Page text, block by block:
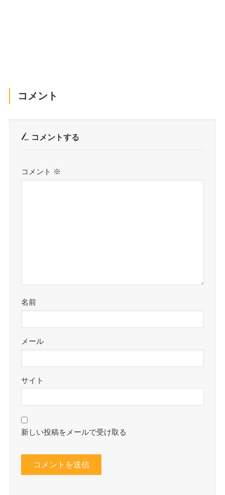
コメント
コメントする
コメント ※
名前
メール
サイト
新しい投稿をメールで受け取る